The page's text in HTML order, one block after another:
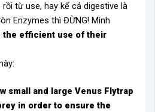
từ use, hay kể cả digestive là
Enzymes thì ĐỪNG! Mình
the efficient use of their
small and large Venus Flytrap
in order to ensure the